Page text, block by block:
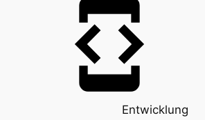
Entwicklung